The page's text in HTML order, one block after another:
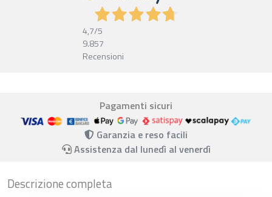
4,7/5
9.857
Recensioni
Pagamenti sicuri
Garanzia e reso facili
Assistenza dal lunedì al venerdì
Descrizione completa